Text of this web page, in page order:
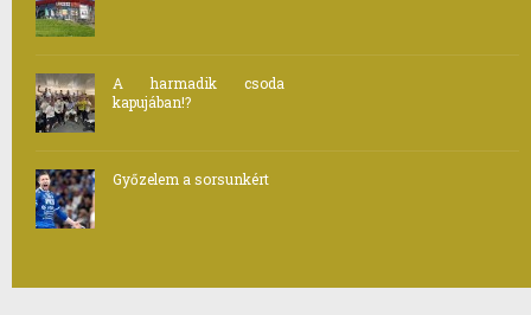
A harmadik csoda
kapujában!?
Győzelem a sorsunkért